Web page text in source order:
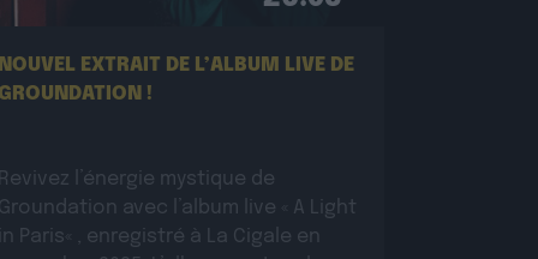
EXTRAIT DE L’ALBUM LIVE DE
!
l’énergie mystique de
avec l’album live « A Light
Paris« , enregistré à La Cigale en